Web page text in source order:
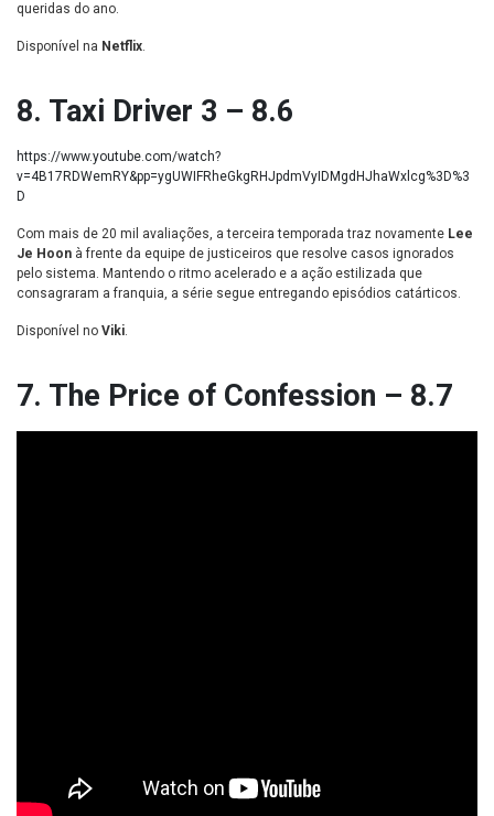
queridas do ano.
Disponível na Netflix.
8. Taxi Driver 3 – 8.6
https://www.youtube.com/watch?
v=4B17RDWemRY&pp=ygUWIFRheGkgRHJpdmVyIDMgdHJhaWxlcg%3D%3
D
Com mais de 20 mil avaliações, a terceira temporada traz novamente Lee
Je Hoon à frente da equipe de justiceiros que resolve casos ignorados
pelo sistema. Mantendo o ritmo acelerado e a ação estilizada que
consagraram a franquia, a série segue entregando episódios catárticos.
Disponível no Viki.
7. The Price of Confession – 8.7